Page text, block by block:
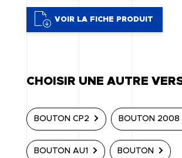
VOIR LA FICHE PRODUIT
CHOISIR UNE AUTRE
BOUTON CP2 BOUTON 2008
BOUTON AU1 BOUTON